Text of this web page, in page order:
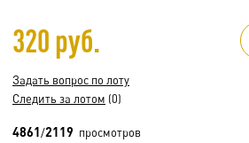
320 руб.
Задать вопрос по лоту
Следить за лотом (0)
4861/2119 просмотров